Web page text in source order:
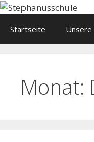
Springe
InhaltStartseite Unsere
Monat: